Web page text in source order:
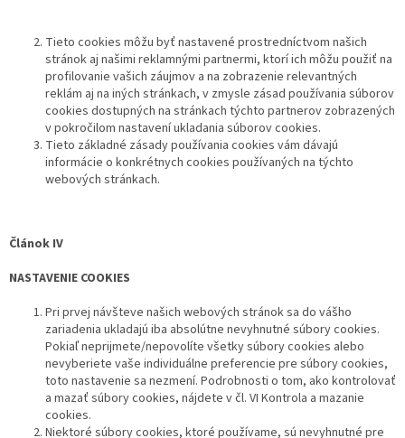
Tieto cookies môžu byť nastavené prostredníctvom našich
stránok aj našimi reklamnými partnermi, ktorí ich môžu použiť na
profilovanie vašich záujmov a na zobrazenie relevantných
reklám aj na iných stránkach, v zmysle zásad používania súborov
cookies dostupných na stránkach týchto partnerov zobrazených
v pokročilom nastavení ukladania súborov cookies.
Tieto základné zásady používania cookies vám dávajú
informácie o konkrétnych cookies používaných na týchto
webových stránkach.
Článok IV
NASTAVENIE COOKIES
Pri prvej návšteve našich webových stránok sa do vášho
zariadenia ukladajú iba absolútne nevyhnutné súbory cookies.
Pokiaľ neprijmete/nepovolíte všetky súbory cookies alebo
nevyberiete vaše individuálne preferencie pre súbory cookies,
toto nastavenie sa nezmení. Podrobnosti o tom, ako kontrolovať
a mazať súbory cookies, nájdete v čl. VI Kontrola a mazanie
cookies.
Niektoré súbory cookies, ktoré používame, sú nevyhnutné pre